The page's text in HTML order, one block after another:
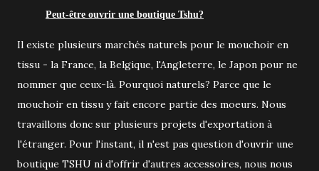
Peut-être ouvrir une boutique Tshu?
Il existe plusieurs marchés naturels pour le mouchoir en
tissu - la France, la Belgique, l'Angleterre, le Japon pour ne
nommer que ceux-là. Pourquoi naturels? Parce que le
mouchoir en tissu y fait encore partie des moeurs. Nous
travaillons donc sur plusieurs projets d'exportation à
l'étranger. Pour l'instant, il n'est pas question d'ouvrir une
boutique TSHU ni d'offrir d'autres accessoires, nous nous